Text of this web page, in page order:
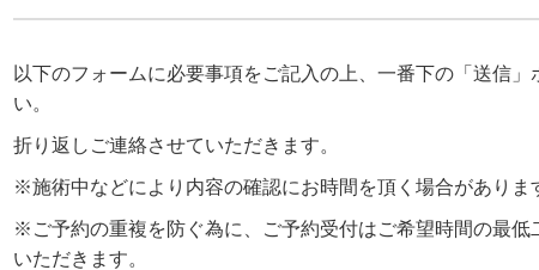
以下のフォームに必要事項をご記入の上、一番下の「送信」
い。
折り返しご連絡させていただきます。
※施術中などにより内容の確認にお時間を頂く場合がありま
※ご予約の重複を防ぐ為に、ご予約受付はご希望時間の最低
いただきます。